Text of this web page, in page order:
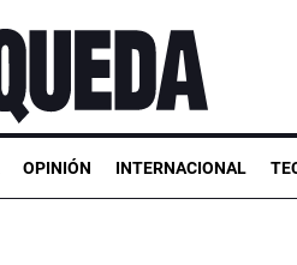
OPINIÓN INTERNACIONAL